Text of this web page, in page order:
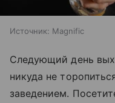
Источник: Magnific
Следующий день
никуда не
заведением.